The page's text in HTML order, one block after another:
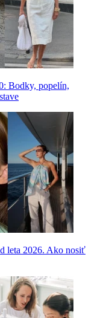
Bodky, popelín,
leta 2026. Ako nosiť